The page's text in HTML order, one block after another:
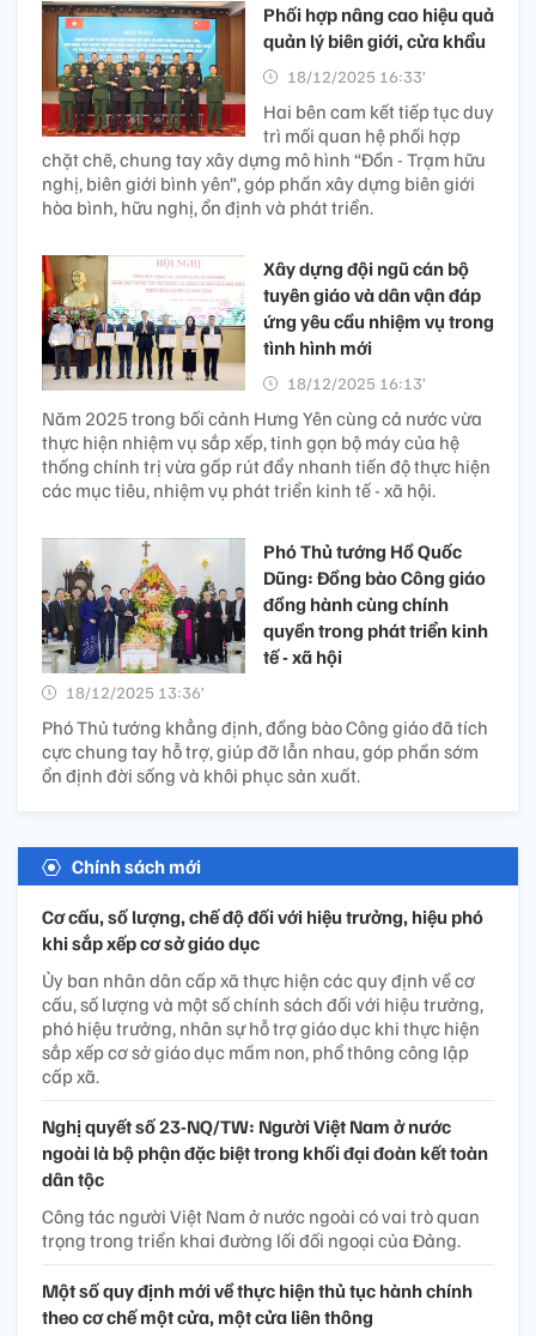
Phối hợp nâng cao hiệu quả
quản lý biên giới, cửa khẩu
18/12/2025 16:33’
Hai bên cam kết tiếp tục duy
trì mối quan hệ phối hợp
chặt chẽ, chung tay xây dựng mô hình “Đồn - Trạm hữu
nghị, biên giới bình yên”, góp phần xây dựng biên giới
hòa bình, hữu nghị, ổn định và phát triển.
Xây dựng đội ngũ cán bộ
tuyên giáo và dân vận đáp
ứng yêu cầu nhiệm vụ trong
tình hình mới
18/12/2025 16:13’
Năm 2025 trong bối cảnh Hưng Yên cùng cả nước vừa
thực hiện nhiệm vụ sắp xếp, tinh gọn bộ máy của hệ
thống chính trị vừa gấp rút đẩy nhanh tiến độ thực hiện
các mục tiêu, nhiệm vụ phát triển kinh tế - xã hội.
Phó Thủ tướng Hồ Quốc
Dũng: Đồng bào Công giáo
đồng hành cùng chính
quyền trong phát triển kinh
tế - xã hội
18/12/2025 13:36’
Phó Thủ tướng khẳng định, đồng bào Công giáo đã tích
cực chung tay hỗ trợ, giúp đỡ lẫn nhau, góp phần sớm
ổn định đời sống và khôi phục sản xuất.
Chính sách mới
Cơ cấu, số lượng, chế độ đối với hiệu trưởng, hiệu phó
khi sắp xếp cơ sở giáo dục
Ủy ban nhân dân cấp xã thực hiện các quy định về cơ
cấu, số lượng và một số chính sách đối với hiệu trưởng,
phó hiệu trưởng, nhân sự hỗ trợ giáo dục khi thực hiện
sắp xếp cơ sở giáo dục mầm non, phổ thông công lập
cấp xã.
Nghị quyết số 23-NQ/TW: Người Việt Nam ở nước
ngoài là bộ phận đặc biệt trong khối đại đoàn kết toàn
dân tộc
Công tác người Việt Nam ở nước ngoài có vai trò quan
trọng trong triển khai đường lối đối ngoại của Đảng.
Một số quy định mới về thực hiện thủ tục hành chính
theo cơ chế một cửa, một cửa liên thông